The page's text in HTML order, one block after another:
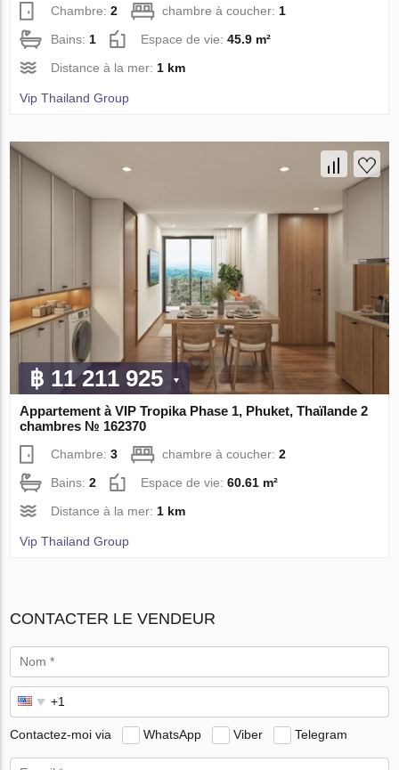
Chambre:2 chambre à coucher:1
Bains:1 Espace de vie:45.9 m²
Distance à la mer:1 km
Vip Thailand Group
฿ 11 211 925
Appartement à VIP Tropika Phase 1, Phuket, Thaïlande 2
chambres № 162370
Chambre:3 chambre à coucher:2
Bains:2 Espace de vie:60.61 m²
Distance à la mer: 1 km
Vip Thailand Group
CONTACTER LE VENDEUR
Contactez-moi via WhatsApp Viber Telegram